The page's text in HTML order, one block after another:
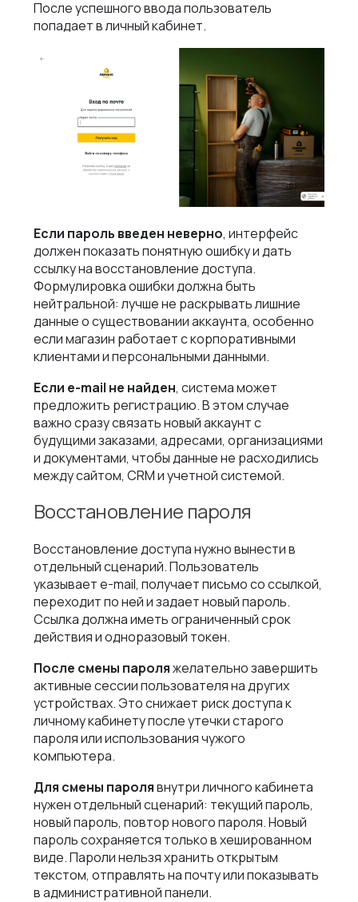
После успешного ввода пользователь
попадает в личный кабинет.
Если пароль введен неверно, интерфейс
должен показать понятную ошибку и дать
ссылку на восстановление доступа.
Формулировка ошибки должна быть
нейтральной: лучше не раскрывать лишние
данные о существовании аккаунта, особенно
если магазин работает с корпоративными
клиентами и персональными данными.
Если e-mail не найден, система может
предложить регистрацию. В этом случае
важно сразу связать новый аккаунт с
будущими заказами, адресами, организациями
и документами, чтобы данные не расходились
между сайтом, CRM и учетной системой.
Восстановление пароля
Восстановление доступа нужно вынести в
отдельный сценарий. Пользователь
указывает e-mail, получает письмо со ссылкой,
переходит по ней и задает новый пароль.
Ссылка должна иметь ограниченный срок
действия и одноразовый токен.
После смены пароляжелательно завершить
активные сессии пользователя на других
устройствах. Это снижает риск доступа к
личному кабинету после утечки старого
пароля или использования чужого
компьютера.
Для смены паролявнутри личного кабинета
нужен отдельный сценарий: текущий пароль,
новый пароль, повтор нового пароля. Новый
пароль сохраняется только в хешированном
виде. Пароли нельзя хранить открытым
текстом, отправлять на почту или показывать
в административной панели.